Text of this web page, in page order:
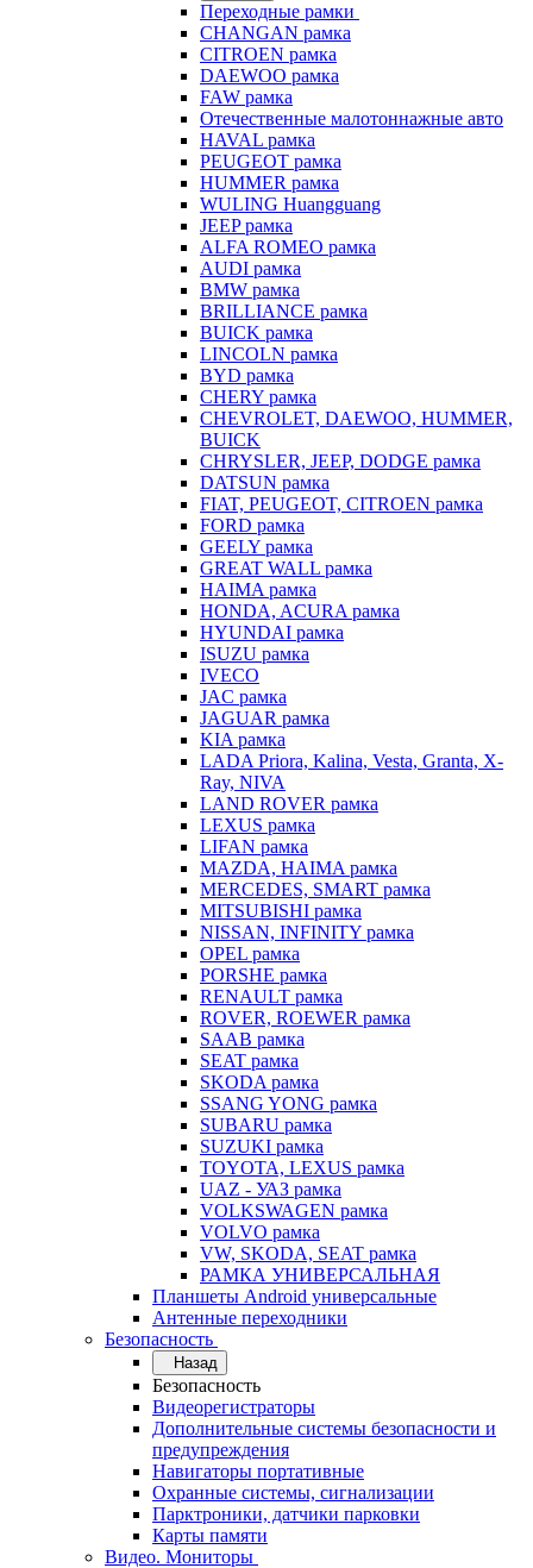
Переходные рамки
CHANGAN рамка
CITROEN рамка
DAEWOO рамка
FAW рамка
Отечественные малотоннажные авто
HAVAL рамка
PEUGEOT рамка
HUMMER рамка
WULING Huangguang
JEEP рамка
ALFA ROMEO рамка
AUDI рамка
BMW рамка
BRILLIANCE рамка
BUICK рамка
LINCOLN рамка
BYD рамка
CHERY рамка
CHEVROLET, DAEWOO, HUMMER,
BUICK
CHRYSLER, JEEP, DODGE рамка
DATSUN рамка
FIAT, PEUGEOT, CITROEN рамка
FORD рамка
GEELY рамка
GREAT WALL рамка
HAIMA рамка
HONDA, ACURA рамка
HYUNDAI рамка
ISUZU рамка
IVECO
JAC рамка
JAGUAR рамка
KIA рамка
LADA Priora, Kalina, Vesta, Granta, X-
Ray, NIVA
LAND ROVER рамка
LEXUS рамка
LIFAN рамка
MAZDA, HAIMA рамка
MERCEDES, SMART рамка
MITSUBISHI рамка
NISSAN, INFINITY рамка
OPEL рамка
PORSHE рамка
RENAULT рамка
ROVER, ROEWER рамка
SAAB рамка
SEAT рамка
SKODA рамка
SSANG YONG рамка
SUBARU рамка
SUZUKI рамка
TOYOTA, LEXUS рамка
UAZ - УАЗ рамка
VOLKSWAGEN рамка
VOLVO рамка
VW, SKODA, SEAT рамка
РАМКА УНИВЕРСАЛЬНАЯ
Планшеты Android универсальные
Антенные переходники
Безопасность
Назад
Безопасность
Видеорегистраторы
Дополнительные системы безопасности и
предупреждения
Навигаторы портативные
Охранные системы, сигнализации
Парктроники, датчики парковки
Карты памяти
Видео. Мониторы